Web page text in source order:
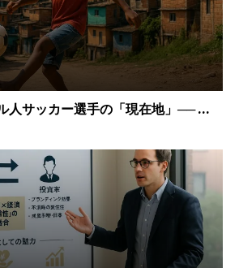
人サッカー選手の「現在地」── ...